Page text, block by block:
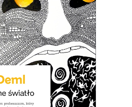
ŚWIATŁO
Demla? Choćby po
że wszystkie źle
cechy, takie jak
wybujały egotyzm,
przekonanie o własnej